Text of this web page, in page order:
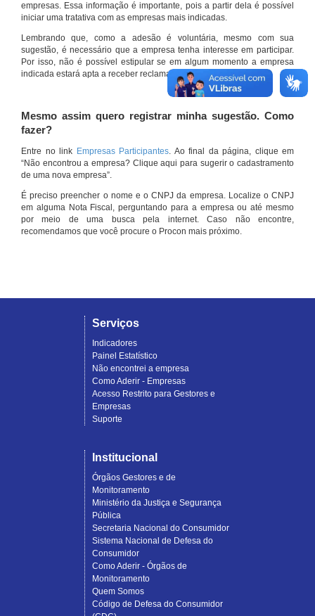
empresas. Essa informação é importante, pois a partir dela é possível
iniciar uma tratativa com as empresas mais indicadas.
Lembrando que, como a adesão é voluntária, mesmo com sua
sugestão, é necessário que a empresa tenha interesse em participar.
Por isso, não é possível estipular se em algum momento a empresa
indicada estará apta a receber reclamações por meio do site.
Mesmo assim quero registrar minha sugestão. Como
fazer?
Entre no link Empresas Participantes. Ao final da página, clique em
“Não encontrou a empresa? Clique aqui para sugerir o cadastramento
de uma nova empresa”.
É preciso preencher o nome e o CNPJ da empresa. Localize o CNPJ
em alguma Nota Fiscal, perguntando para a empresa ou até mesmo
por meio de uma busca pela internet. Caso não encontre,
recomendamos que você procure o Procon mais próximo.
Serviços
Indicadores
Painel Estatístico
Não encontrei a empresa
Como Aderir - Empresas
Acesso Restrito para Gestores e
Empresas
Suporte
Institucional
Órgãos Gestores e de
Monitoramento
Ministério da Justiça e Segurança
Pública
Secretaria Nacional do Consumidor
Sistema Nacional de Defesa do
Consumidor
Como Aderir - Órgãos de
Monitoramento
Quem Somos
Código de Defesa do Consumidor